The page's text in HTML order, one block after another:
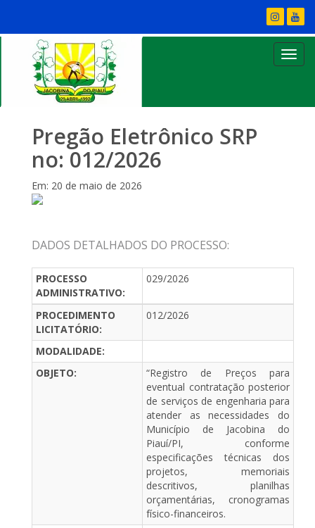
Pregão Eletrônico SRP
no: 012/2026
Em: 20 de maio de 2026
DADOS DETALHADOS DO PROCESSO:
PROCESSO
ADMINISTRATIVO:
029/2026
PROCEDIMENTO
LICITATÓRIO:
012/2026
MODALIDADE:
OBJETO:
“Registro de Preços para
eventual contratação posterior
de serviços de engenharia para
atender as necessidades do
Município de Jacobina do
Piauí/PI, conforme
especificações técnicas dos
projetos, memoriais
descritivos, planilhas
orçamentárias, cronogramas
físico-financeiros.